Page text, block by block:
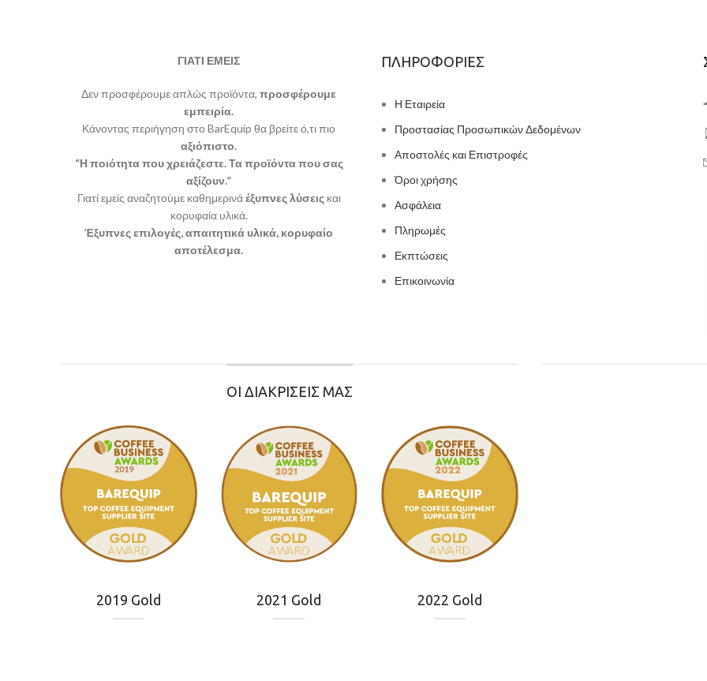
ΓΙΑΤΙ ΕΜΕΙΣ
Δεν προσφέρουμε απλώς προϊόντα,προσφέρουμε
εμπειρία.
Κάνοντας περιήγηση στο BarEquip θα βρείτε ό,τι πιο
αξιόπιστο.
“Η ποιότητα που χρειάζεστε. Τα προϊόντα που σας
αξίζουν.”
Γιατί εμείς αναζητούμε καθημερινάέξυπνες λύσειςκαι
κορυφαία υλικά.
Έξυπνες επιλογές, απαιτητικά υλικά, κορυφαίο
αποτέλεσμα.
ΠΛΗΡΟΦΟΡΙΕΣ
Η Εταιρεία
Προστασίας Προσωπικών Δεδομένων
Αποστολές και Επιστροφές
Όροι χρήσης
Ασφάλεια
Πληρωμές
Εκπτώσεις
Επικοινωνία
ΟΙ ΔΙΑΚΡΙΣΕΙΣ ΜΑΣ
2019 Gold 2021 Gold 2022 Gold